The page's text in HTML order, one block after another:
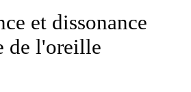
et dissonance
de l'oreille